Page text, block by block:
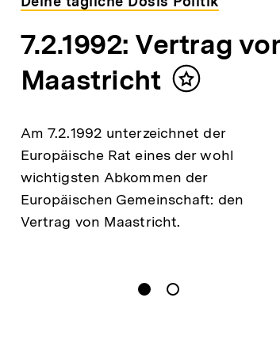
7.2.1992: Vertrag
Maastricht
Inhalt
Am 7.2.1992 unterzeichnet der
Europäische Rat eines der wohl
wichtigsten Abkommen der
Europäischen Gemeinschaft: den
Vertrag von Maastricht.
Springe zum Inhalt
1
(Aktueller Inhalt
) Springe zum
2